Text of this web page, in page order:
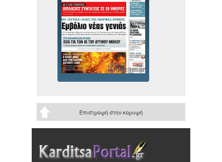
Επιστροφή στην κορυφή